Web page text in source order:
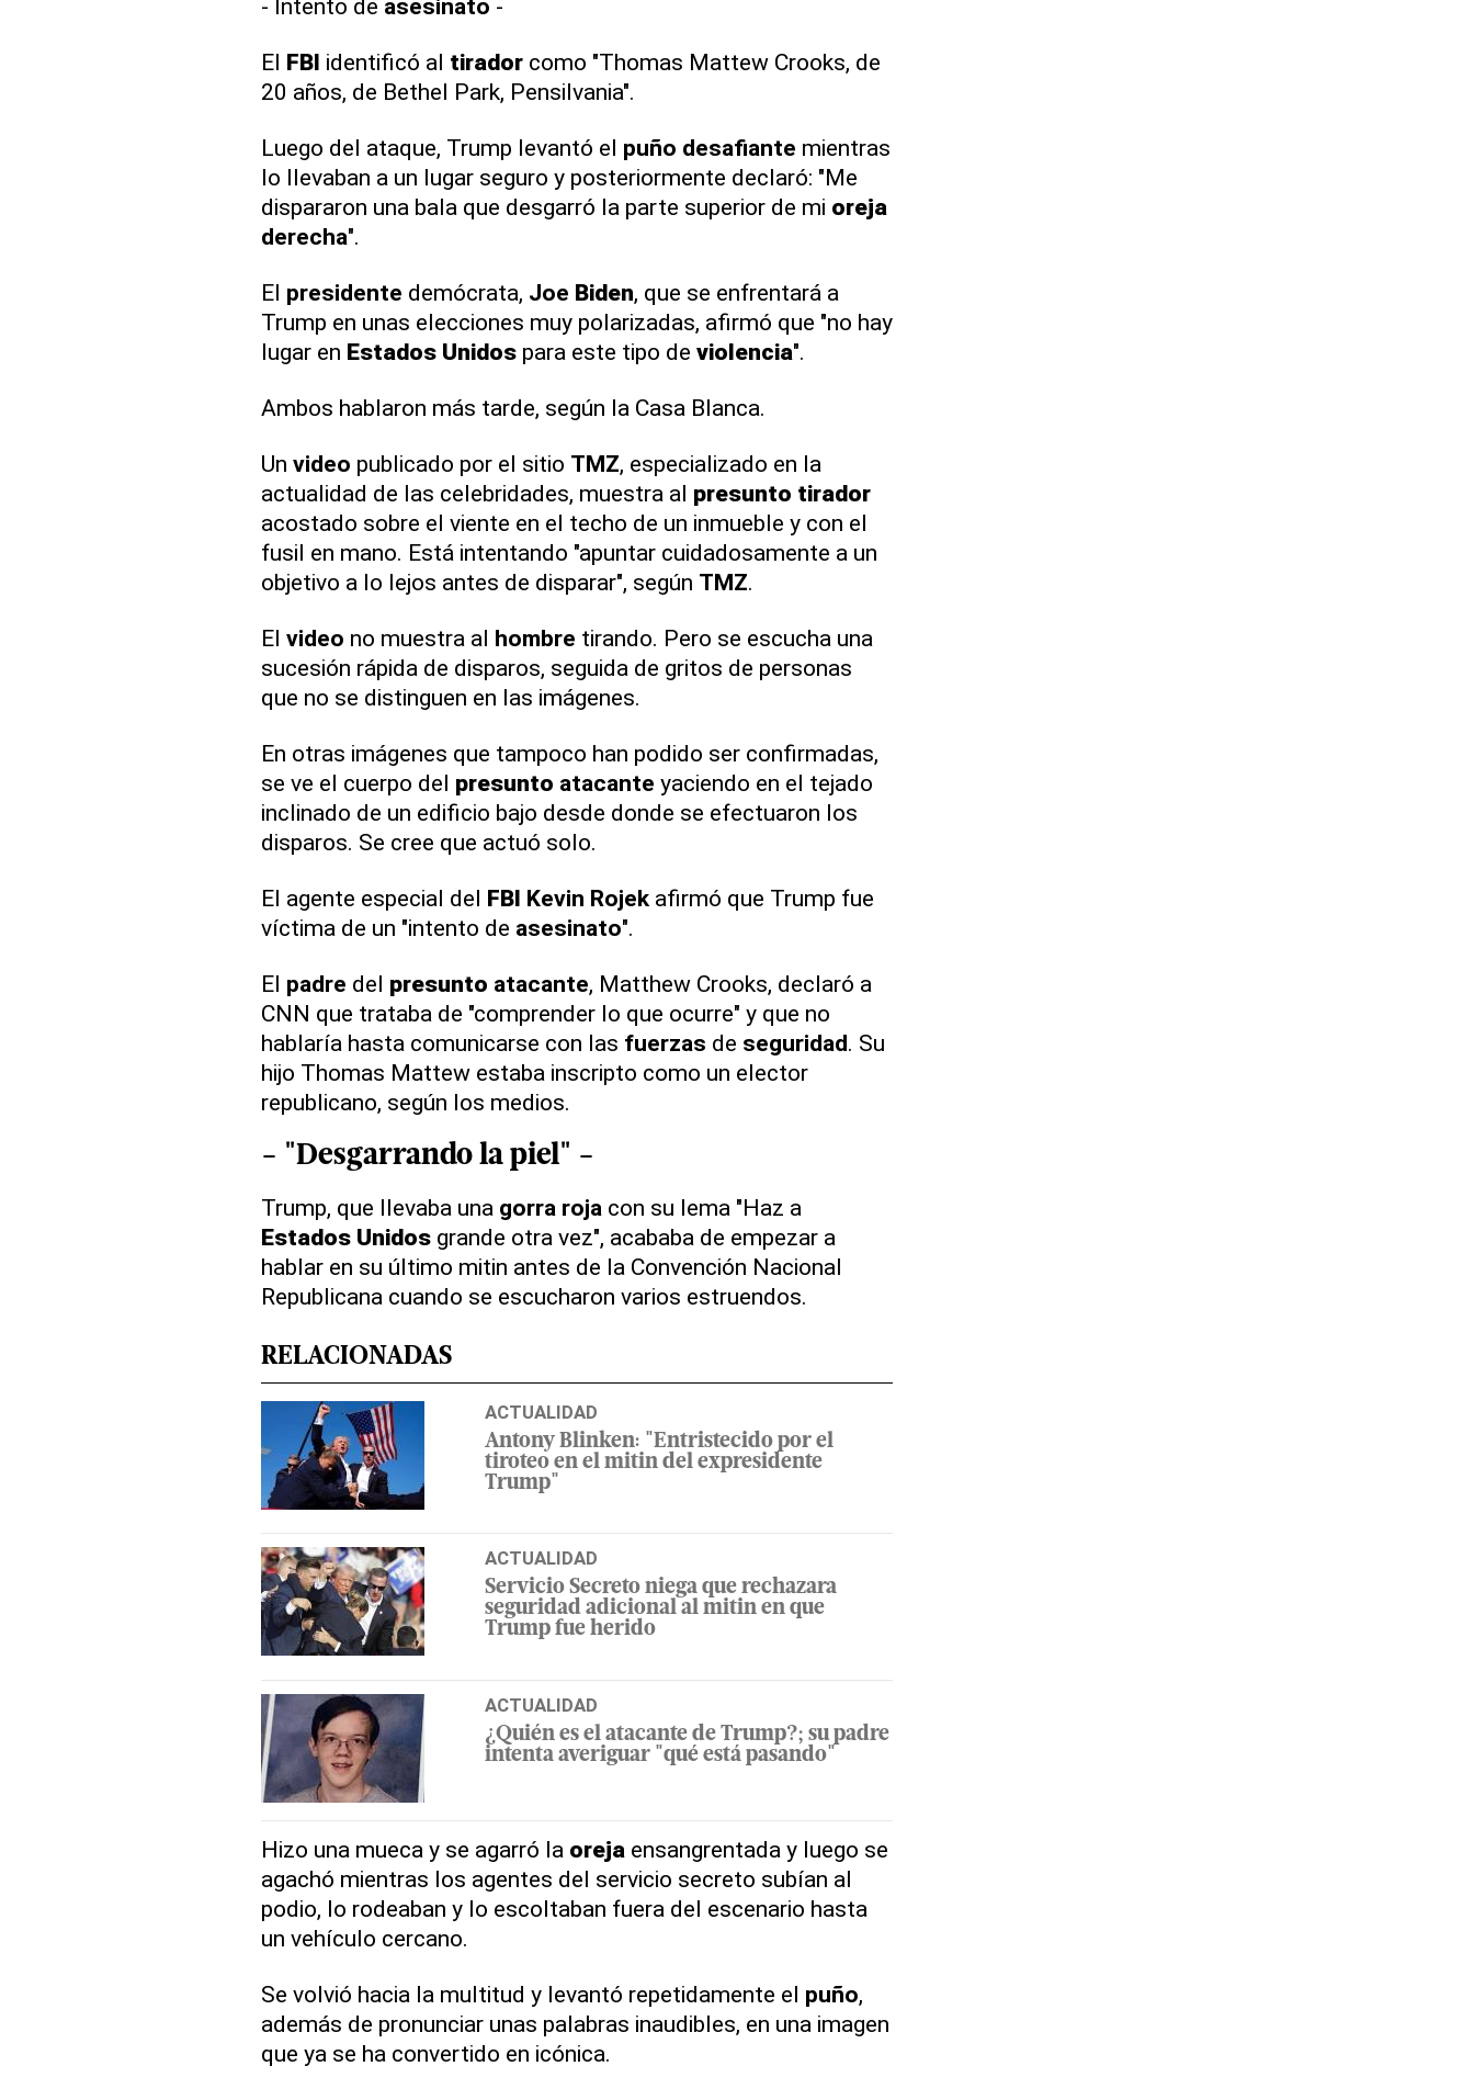
- Intento de asesinato -
El FBI identificó al tiradorcomo "Thomas Mattew Crooks, de
20 años, de Bethel Park, Pensilvania".
Luego del ataque, Trump levantó el puño desafiante mientras
lo llevaban a un lugar seguro y posteriormente declaró: "Me
dispararon una bala que desgarró la parte superior de mi oreja
derecha".
El presidente demócrata, Joe Biden, que se enfrentará a
Trump en unas elecciones muy polarizadas, afirmó que "no hay
lugar en Estados Unidospara este tipo de violencia".
Ambos hablaron más tarde, según la Casa Blanca.
Un video publicado por el sitio TMZ, especializado en la
actualidad de las celebridades, muestra al presunto tirador
acostado sobre el viente en el techo de un inmueble y con el
fusil en mano. Está intentando "apuntar cuidadosamente a un
objetivo a lo lejos antes de disparar", según TMZ.
El video no muestra al hombre tirando. Pero se escucha una
sucesión rápida de disparos, seguida de gritos de personas
que no se distinguen en las imágenes.
En otras imágenes que tampoco han podido ser confirmadas,
se ve el cuerpo del presunto atacante yaciendo en el tejado
inclinado de un edificio bajo desde donde se efectuaron los
disparos. Se cree que actuó solo.
El agente especial del FBI Kevin Rojekafirmó que Trump fue
víctima de un "intento de asesinato".
El padre del presunto atacante, Matthew Crooks, declaró a
CNN que trataba de "comprender lo que ocurre" y que no
hablaría hasta comunicarse con las fuerzas de seguridad. Su
hijo Thomas Mattew estaba inscripto como un elector
republicano, según los medios.
- "Desgarrando la piel" -
Trump, que llevaba una gorra rojacon su lema "Haz a
Estados Unidosgrande otra vez", acababa de empezar a
hablar en su último mitin antes de la Convención Nacional
Republicana cuando se escucharon varios estruendos.
RELACIONADAS
ACTUALIDAD
Antony Blinken: "Entristecido por el
tiroteo en el mitin del expresidente
Trump"
ACTUALIDAD
Servicio Secreto niega que rechazara
seguridad adicional al mitin en que
Trump fue herido
ACTUALIDAD
¿Quién es el atacante de Trump?; su padre
intenta averiguar "qué está pasando"
Hizo una mueca y se agarró la oreja ensangrentada y luego se
agachó mientras los agentes del servicio secreto subían al
podio, lo rodeaban y lo escoltaban fuera del escenario hasta
un vehículo cercano.
Se volvió hacia la multitud y levantó repetidamente el puño,
además de pronunciar unas palabras inaudibles, en una imagen
que ya se ha convertido en icónica.